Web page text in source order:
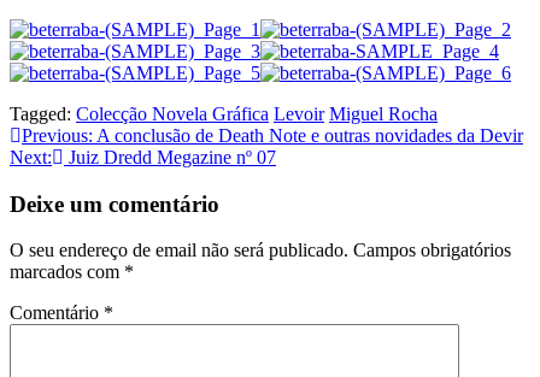
Tagged: Colecção Novela Gráfica Levoir Miguel Rocha
Navegação
de
artigos
Previous: A conclusão de Death Note e outras novidades da Devir
Next:
Juiz Dredd Megazine nº 07
Deixe um comentário
O seu endereço de email não será publicado. Campos obrigatórios
marcados com *
Comentário *